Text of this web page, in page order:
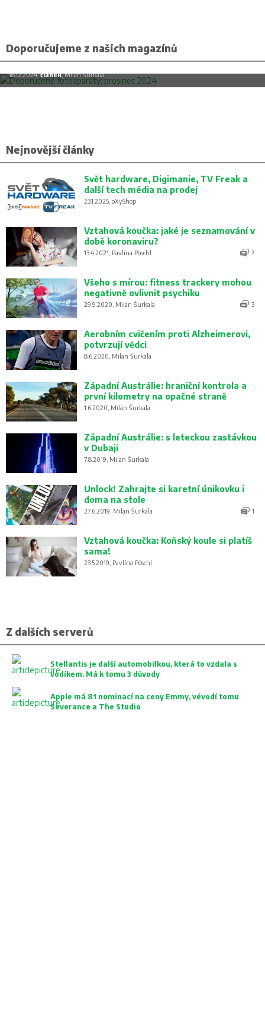
Doporučujeme z našich magazínů
Doporučené fotoaparáty: prosinec 2024
18.12.2024,článek, Milan Šurkala
Nejnovější články
Svět hardware, Digimanie, TV Freak a
další tech média na prodej
23.1.2025, oXyShop
Vztahová koučka: jaké je seznamování v
době koronaviru?
13.4.2021, Pavlína Pöschl 7
Všeho s mírou: fitness trackery mohou
negativně ovlivnit psychiku
29.9.2020, Milan Šurkala 3
Aerobním cvičením proti Alzheimerovi,
potvrzují vědci
8.6.2020, Milan Šurkala
Západní Austrálie: hraniční kontrola a
první kilometry na opačné straně
1.6.2020, Milan Šurkala
Západní Austrálie: s leteckou zastávkou
v Dubaji
7.8.2019, Milan Šurkala
Unlock! Zahrajte si karetní únikovku i
doma na stole
27.6.2019, Milan Šurkala 1
Vztahová koučka: Koňský koule si platíš
sama!
23.5.2019, Pavlína Pöschl
Z dalších serverů
Stellantis je další automobilkou, která to vzdala s
vodíkem. Má k tomu 3 důvody
Apple má 81 nominací na ceny Emmy, vévodí tomu
Severance a The Studio